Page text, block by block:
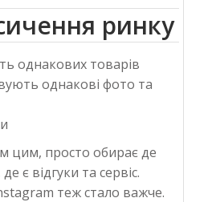
ринку
однакових товарів
однакові фото та
цим, просто обирає де
є відгуки та сервіс.
теж стало важче.